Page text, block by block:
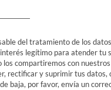
del tratamiento de los
legítimo para atender tu
compartiremos con
rectificar y suprimir tus datos,
baja, por favor, envía un